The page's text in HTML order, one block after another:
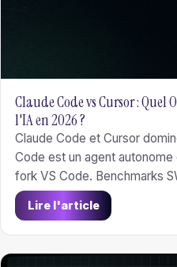
Claude Code vs Cursor : Quel
l'IA en 2026 ?
Claude Code et Cursor
Code est un agent autonome
fork VS Code. Benchmarks
workflow hybride et
Lire l'article